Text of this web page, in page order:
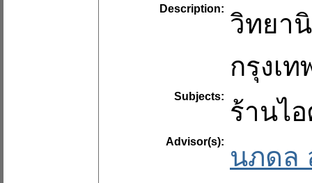
Description:
วิทยา
กรุงเท
Subjects:
ร้านไ
Advisor(s):
นภดล